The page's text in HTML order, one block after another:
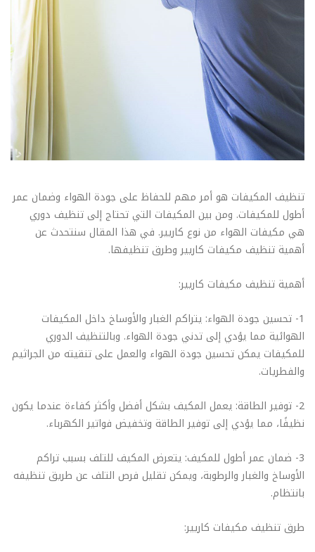
تنظيف المكيفات هو أمر مهم للحفاظ على جودة الهواء وضمان عمر
أطول للمكيفات. ومن بين المكيفات التي تحتاج إلى تنظيف دوري
هي مكيفات الهواء من نوع كاريير. في هذا المقال سنتحدث عن
أهمية تنظيف مكيفات كاريير وطرق تنظيفها.
أهمية تنظيف مكيفات كاريير:
1- تحسين جودة الهواء: يتراكم الغبار والأوساخ داخل المكيفات
الهوائية مما يؤدي إلى تدني جودة الهواء. وبالتنظيف الدوري
للمكيفات يمكن تحسين جودة الهواء والعمل على تنقيته من الجراثيم
والفطريات.
2- توفير الطاقة: يعمل المكيف بشكل أفضل وأكثر كفاءة عندما يكون
نظيفًا، مما يؤدي إلى توفير الطاقة وتخفيض فواتير الكهرباء.
3- ضمان عمر أطول للمكيف: يتعرض المكيف للتلف بسبب تراكم
الأوساخ والغبار والرطوبة، ويمكن تقليل فرص التلف عن طريق تنظيفه
بانتظام.
طرق تنظيف مكيفات كاريير: